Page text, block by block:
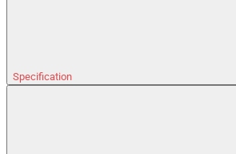
Specification